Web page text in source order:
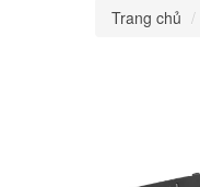
Trang chủ /